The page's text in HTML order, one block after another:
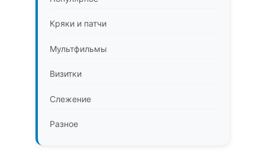
Кряки и патчи
Мультфильмы
Визитки
Слежение
Разное